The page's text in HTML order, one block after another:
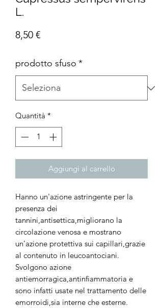
L.
8,50 €Prezzo
prodotto sfuso *
Quantità *
Aggiungi al carrello
Hanno un'azione astringente per la
presenza dei
tannini,antisettica,migliorano la
circolazione venosa e mostrano
un'azione protettiva sui capillari,grazie
al contenuto in leucoantociani.
Svolgono azione
antiemorragica,antinfiammatoria e
sono infatti usate nel trattamento delle
emorroidi,sia interne che esterne.